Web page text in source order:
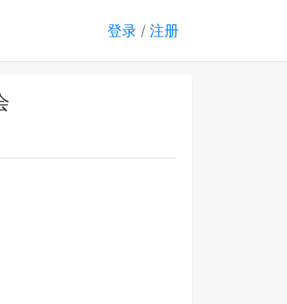
登录 / 注册